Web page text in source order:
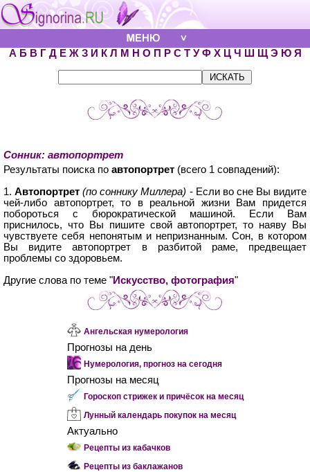
А Б В Г Д Е Ж З И К Л М Н О П Р С Т У Ф Х Ц Ч Ш Щ Э Ю Я
Сонник: автопортрет
Результаты поиска по автопортрет (всего 1 совпадений):
1.Автопортрет(по соннику Миллера) - Если во сне Вы видите
чей-либо автопортрет, то в реальной жизни Вам придется
побороться с бюрократической машиной. Если Вам
приснилось, что Вы пишите свой автопортрет, то наяву Вы
чувствуете себя непонятым и непризнанным. Сон, в котором
Вы видите автопортрет в разбитой раме, предвещает
проблемы со здоровьем.
Другие слова по теме "Искусство, фотография"
Ангельская нумерология
Прогнозы на день
Нумерология, прогноз на сегодня
Прогнозы на месяц
Гороскоп стрижек и причёсок на месяц
Лунный календарь покупок на месяц
Актуально
Рецепты из кабачков
Рецепты из баклажанов